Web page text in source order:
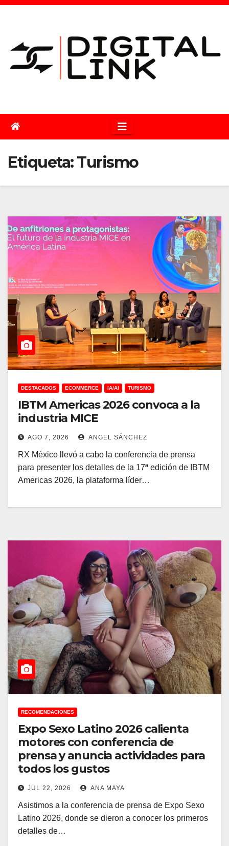
Saltar
Etiqueta:Turismo
DESTACADOS ECOMMERCE IA/AI TURISMO
IBTM Americas 2026 convoca a la
industria MICE
AGO 7, 2026 ANGEL SÁNCHEZ
RX México llevó a cabo la conferencia de prensa
para presenter los detalles de la 17ª edición de IBTM
Americas 2026, la plataforma líder…
RECOMENDACIONES
Expo Sexo Latino 2026 calienta
motores con conferencia de
prensa y anuncia actividades para
todos los gustos
JUL 22, 2026 ANA MAYA
Asistimos a la conferencia de prensa de Expo Sexo
Latino 2026, donde se dieron a conocer los primeros
detalles de…